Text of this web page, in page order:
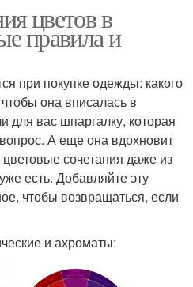
цветов в
правила и
при покупке одежды: какого
она вписалась в
для вас шпаргалку, которая
А еще она вдохновит
сочетания даже из
есть. Добавляйте эту
чтобы возвращаться, если
и ахроматы: